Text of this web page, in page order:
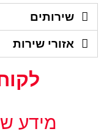
שירותים
אזורי שירות
מידע